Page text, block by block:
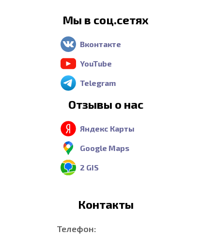
Мы в соц.сетях
Вконтакте
YouTube
Telegram
Отзывы о нас
Яндекс Карты
Google Maps
2 GIS
Контакты
Телефон: